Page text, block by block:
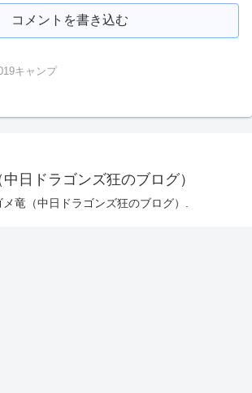
コメントを書き込む
キャンプ
日ドラゴンズ狂のブログ）
竜（中日ドラゴンズ狂のブログ）.